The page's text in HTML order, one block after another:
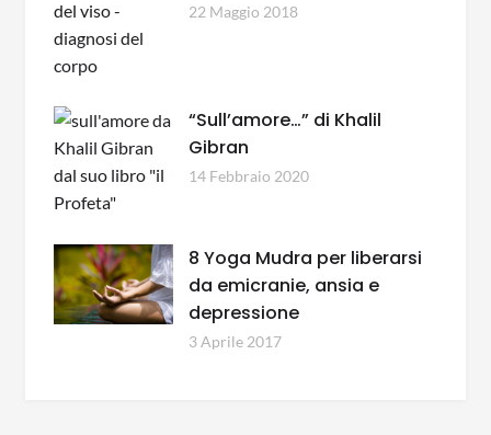
22 Maggio 2018
“Sull’amore…” di Khalil
Gibran
14 Febbraio 2020
8 Yoga Mudra per liberarsi
da emicranie, ansia e
depressione
3 Aprile 2017